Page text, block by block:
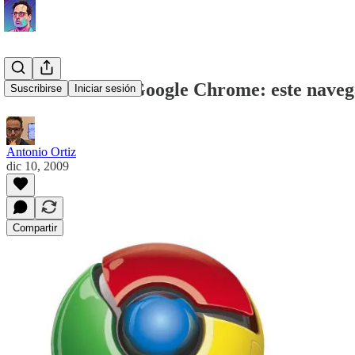
Suscribirse Iniciar sesión
Extensiones en Google Chrome: este
Antonio Ortiz
dic 10, 2009
Compartir